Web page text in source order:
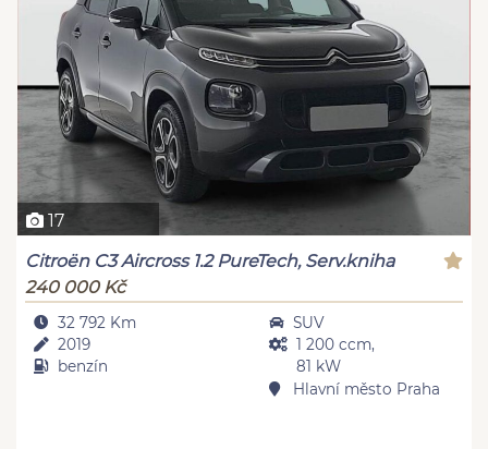
17
Citroën C3 Aircross 1.2 PureTech, Serv.kniha
240 000 Kč
32 792 Km
2019
benzín
SUV
1 200 ccm,
81 kW
Hlavní město Praha